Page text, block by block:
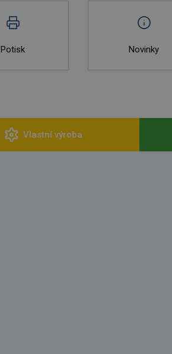
Potisk Novinky
Vlastní výroba